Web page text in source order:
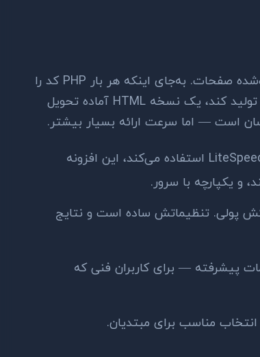
کش (Cache) یعنی ذخیره نسخه آماده‌شده صفحات. به‌جای اینکه هر بار PHP کد را
اجرا کند، دیتابیس را بخواند، و HTML تولید کند، یک نسخه HTML آماده تحویل
است — اما سرعت ارائه بسیار بیشتر.
اگر هاست از LiteSpeed استفاده می‌کند، این افزونه
و یکپارچه با سرور.
پولی. تنظیماتش ساده است و نتایج
پیشرفته — برای کاربران فنی که
انتخاب مناسب برای مبتدیان.